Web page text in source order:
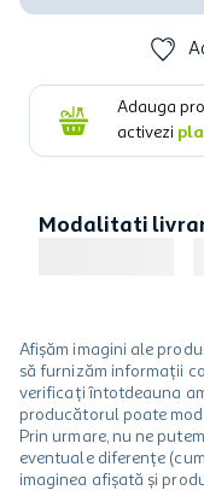
Adauga
activezi
Modalitati
Afișăm imagini ale
să furnizăm informații
verificați întotdeauna
producătorul poate
Prin urmare, nu ne
eventuale diferențe
imaginea afișată și